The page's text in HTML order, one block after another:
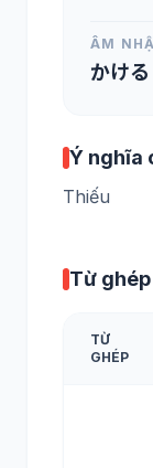
ÂM
かける
Ý nghĩa
Thiếu
Từ
TỪ
GHÉP